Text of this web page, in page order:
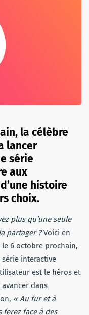
la célèbre
lancer
série
aux
histoire
choix.
plus qu’une seule
partager ?Voici en
6 octobre prochain,
interactive
est le héros et
dans
« Au fur et à
ferez face à des